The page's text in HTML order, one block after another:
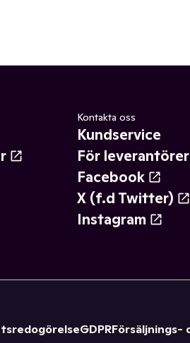
Kontakta oss
Kundservice
För leverantörer
Facebook
X (f.d Twitter)
Instagram
GDPRFörsäljnings-